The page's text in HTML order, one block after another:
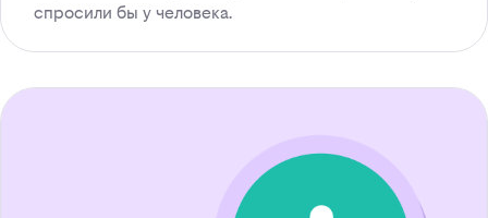
спросили бы у человека.